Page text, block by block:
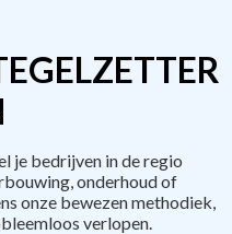
je bedrijven in de regio
onderhoud of
onze bewezen methodiek,
verlopen.